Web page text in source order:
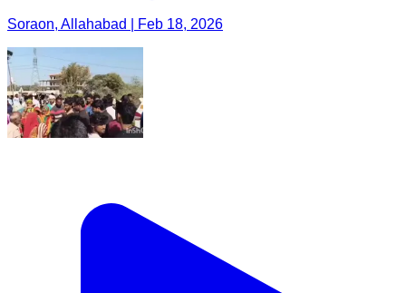
Soraon, Allahabad | Feb 18, 2026